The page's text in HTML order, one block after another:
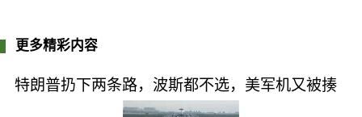
更多精彩内容
特朗普扔下两条路，波斯都不选，美军机又被揍